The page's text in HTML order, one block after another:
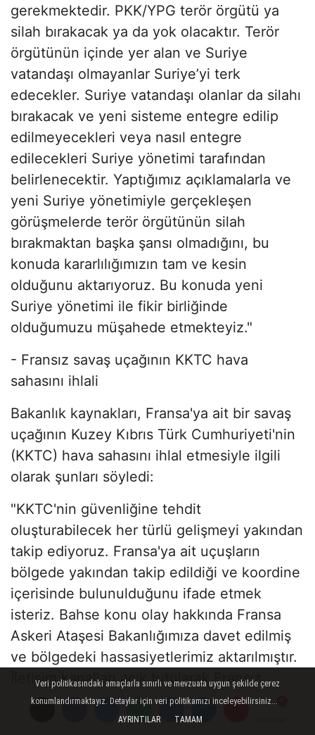
gerekmektedir. PKK/YPG terör örgütü ya
silah bırakacak ya da yok olacaktır. Terör
örgütünün içinde yer alan ve Suriye
vatandaşı olmayanlar Suriye’yi terk
edecekler. Suriye vatandaşı olanlar da silahı
bırakacak ve yeni sisteme entegre edilip
edilmeyecekleri veya nasıl entegre
edilecekleri Suriye yönetimi tarafından
belirlenecektir. Yaptığımız açıklamalarla ve
yeni Suriye yönetimiyle gerçekleşen
görüşmelerde terör örgütünün silah
bırakmaktan başka şansı olmadığını, bu
konuda kararlılığımızın tam ve kesin
olduğunu aktarıyoruz. Bu konuda yeni
Suriye yönetimi ile fikir birliğinde
olduğumuzu müşahede etmekteyiz."
- Fransız savaş uçağının KKTC hava
sahasını ihlali
Bakanlık kaynakları, Fransa'ya ait bir savaş
uçağının Kuzey Kıbrıs Türk Cumhuriyeti'nin
(KKTC) hava sahasını ihlal etmesiyle ilgili
olarak şunları söyledi:
"KKTC'nin güvenliğine tehdit
oluşturabilecek her türlü gelişmeyi yakından
takip ediyoruz. Fransa'ya ait uçuşların
bölgede yakından takip edildiği ve koordine
içerisinde bulunulduğunu ifade etmek
isteriz. Bahse konu olay hakkında Fransa
Askeri Ataşesi Bakanlığımıza davet edilmiş
ve bölgedeki hassasiyetlerimiz aktarılmıştır.
İletişim kanalları açık tutularak Fransız
muhataplarımızla gerekli değerlendirme
yapılmaktadır. Uluslararası hukuka aykırı
Veri politikasındaki amaçlarla sınırlı ve mevzuata uygun şekilde çerez
konumlandırmaktayız. Detaylar için veri politikamızı inceleyebilirsiniz...
AYRINTILAR
TAMAM